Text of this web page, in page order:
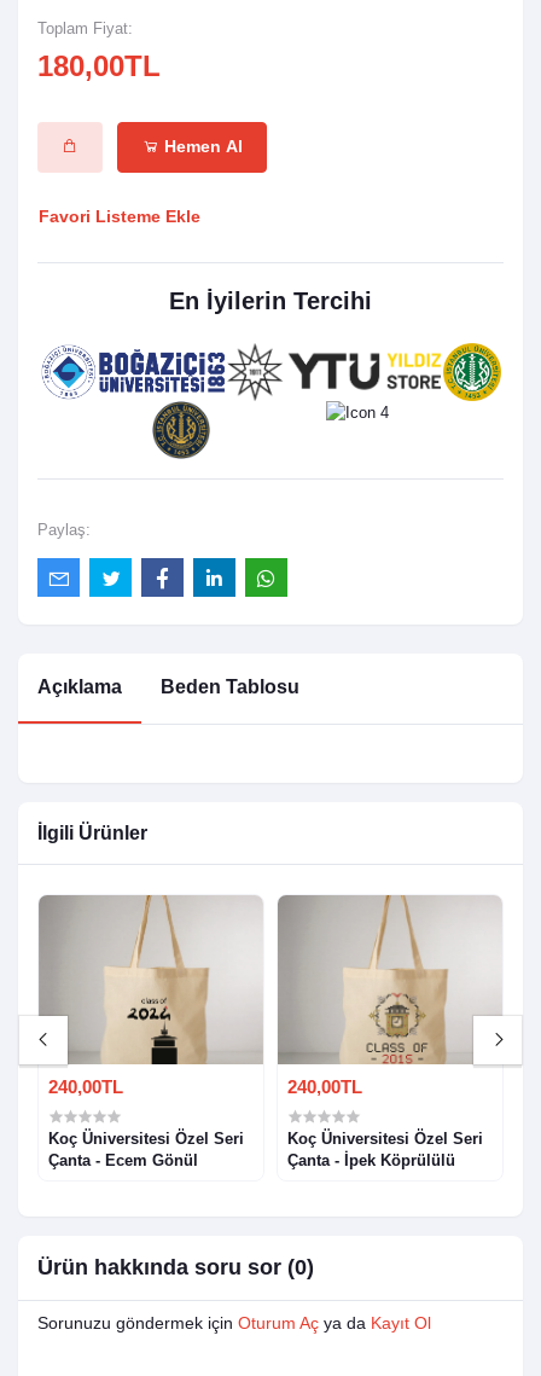
Toplam Fiyat:
180,00TL
Hemen Al
Favori Listeme Ekle
En İyilerin Tercihi
Paylaş:
Açıklama Beden Tablosu
İlgili Ürünler
240,00TL
Koç Üniversitesi Özel Seri
Çanta - Ecem Gönül
240,00TL
Koç Üniversitesi Özel Seri
Çanta - İpek Köprülülü
Ürün hakkında soru sor (0)
Sorunuzu göndermek için Oturum Aç ya da Kayıt Ol